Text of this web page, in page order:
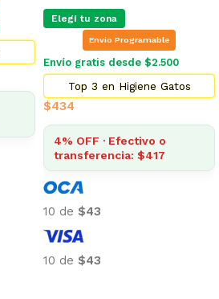
Elegí tu zona
Envio Programable
Envío gratis desde $2.500
Top 3 en Higiene Gatos
$434
4% OFF · Efectivo o
transferencia: $417
10 de $43
10 de $43